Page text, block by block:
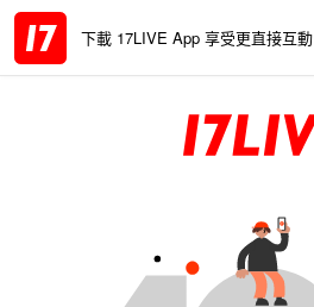
下載 17LIVE App 享受更直接互動